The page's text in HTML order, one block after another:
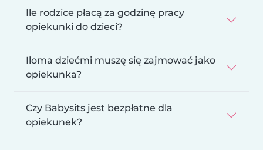
Ile rodzice płacą za godzinę pracy
opiekunki do dzieci?
Iloma dziećmi muszę się zajmować jako
opiekunka?
Czy Babysits jest bezpłatne dla
opiekunek?